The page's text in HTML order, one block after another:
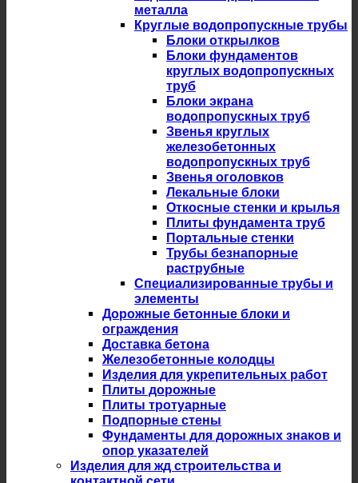
металла
Круглые водопропускные трубы
Блоки открылков
Блоки фундаментов
круглых водопропускных
труб
Блоки экрана
водопропускных труб
Звенья круглых
железобетонных
водопропускных труб
Звенья оголовков
Лекальные блоки
Откосные стенки и крылья
Плиты фундамента труб
Портальные стенки
Трубы безнапорные
раструбные
Специализированные трубы и
элементы
Дорожные бетонные блоки и
ограждения
Доставка бетона
Железобетонные колодцы
Изделия для укрепительных работ
Плиты дорожные
Плиты тротуарные
Подпорные стены
Фундаменты для дорожных знаков и
опор указателей
Изделия для жд строительства и